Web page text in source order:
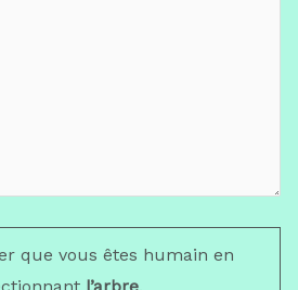
que vous êtes humain en